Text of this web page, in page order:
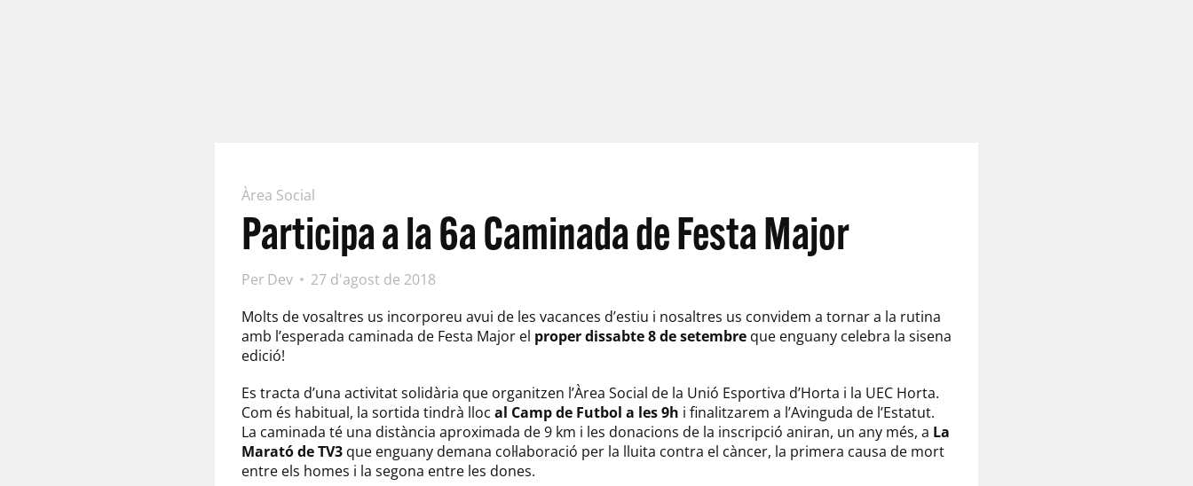
Àrea Social
Participa a la 6a Caminada de Festa Major
Per Dev
27 d'agost de 2018
Molts de vosaltres us incorporeu avui de les vacances d’estiu i nosaltres us convidem a tornar a la rutina
amb l’esperada caminada de Festa Major el proper dissabte 8 de setembre que enguany celebra la sisena
edició!
Es tracta d’una activitat solidària que organitzen l’Àrea Social de la Unió Esportiva d’Horta i la UEC Horta.
Com és habitual, la sortida tindrà lloc al Camp de Futbol a les 9h i finalitzarem a l’Avinguda de l’Estatut.
La caminada té una distància aproximada de 9 km i les donacions de la inscripció aniran, un any més, a La
Marató de TV3 que enguany demana col·laboració per la lluita contra el càncer, la primera causa de mort
entre els homes i la segona entre les dones.